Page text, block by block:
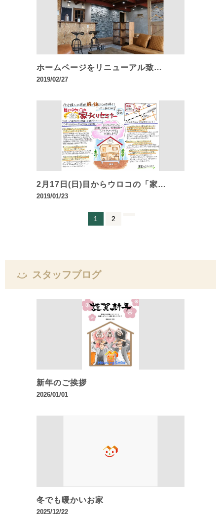
ホームページをリニューアル致…
2019/02/27
2月17日(日)目からウロコの「家…
2019/01/23
1 2
スタッフブログ
新年のご挨拶
2026/01/01
冬でも暖かいお家
2025/12/22